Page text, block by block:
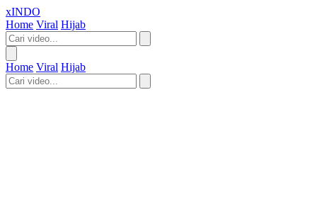
xINDO
Home Viral Hijab
Home Viral Hijab